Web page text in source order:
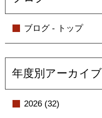
ブログ - トップ
年度別アーカイブ
2026 (32)